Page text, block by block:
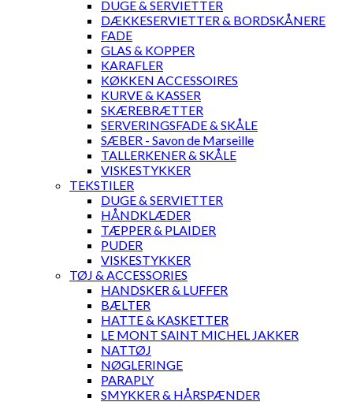
DUGE & SERVIETTER
DÆKKESERVIETTER & BORDSKÅNERE
FADE
GLAS & KOPPER
KARAFLER
KØKKEN ACCESSOIRES
KURVE & KASSER
SKÆREBRÆTTER
SERVERINGSFADE & SKÅLE
SÆBER - Savon de Marseille
TALLERKENER & SKÅLE
VISKESTYKKER
TEKSTILER
DUGE & SERVIETTER
HÅNDKLÆDER
TÆPPER & PLAIDER
PUDER
VISKESTYKKER
TØJ & ACCESSORIES
HANDSKER & LUFFER
BÆLTER
HATTE & KASKETTER
LE MONT SAINT MICHEL JAKKER
NATTØJ
NØGLERINGE
PARAPLY
SMYKKER & HÅRSPÆNDER